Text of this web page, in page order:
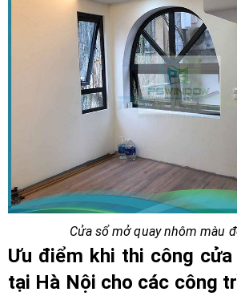
Cửa sổ mở quay nhôm màu
Ưu điểm khi thi công
tại Hà Nội cho các công